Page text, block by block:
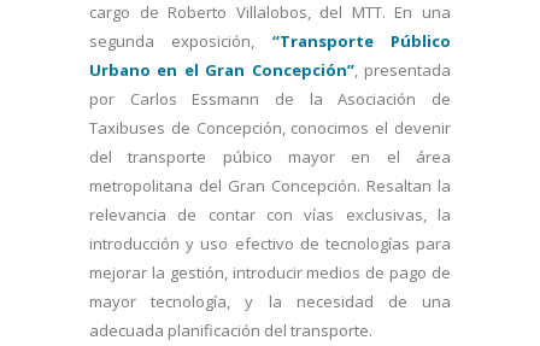
cargo de Roberto Villalobos, del MTT. En una
segunda exposición, “Transporte Público
Urbano en el Gran Concepción”, presentada
por Carlos Essmann de la Asociación de
Taxibuses de Concepción, conocimos el devenir
del transporte púbico mayor en el área
metropolitana del Gran Concepción. Resaltan la
relevancia de contar con vías exclusivas, la
introducción y uso efectivo de tecnologías para
mejorar la gestión, introducir medios de pago de
mayor tecnología, y la necesidad de una
adecuada planificación del transporte.